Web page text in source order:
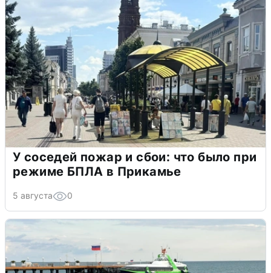
У соседей пожар и сбои: что было при
режиме БПЛА в Прикамье
5 августа 0